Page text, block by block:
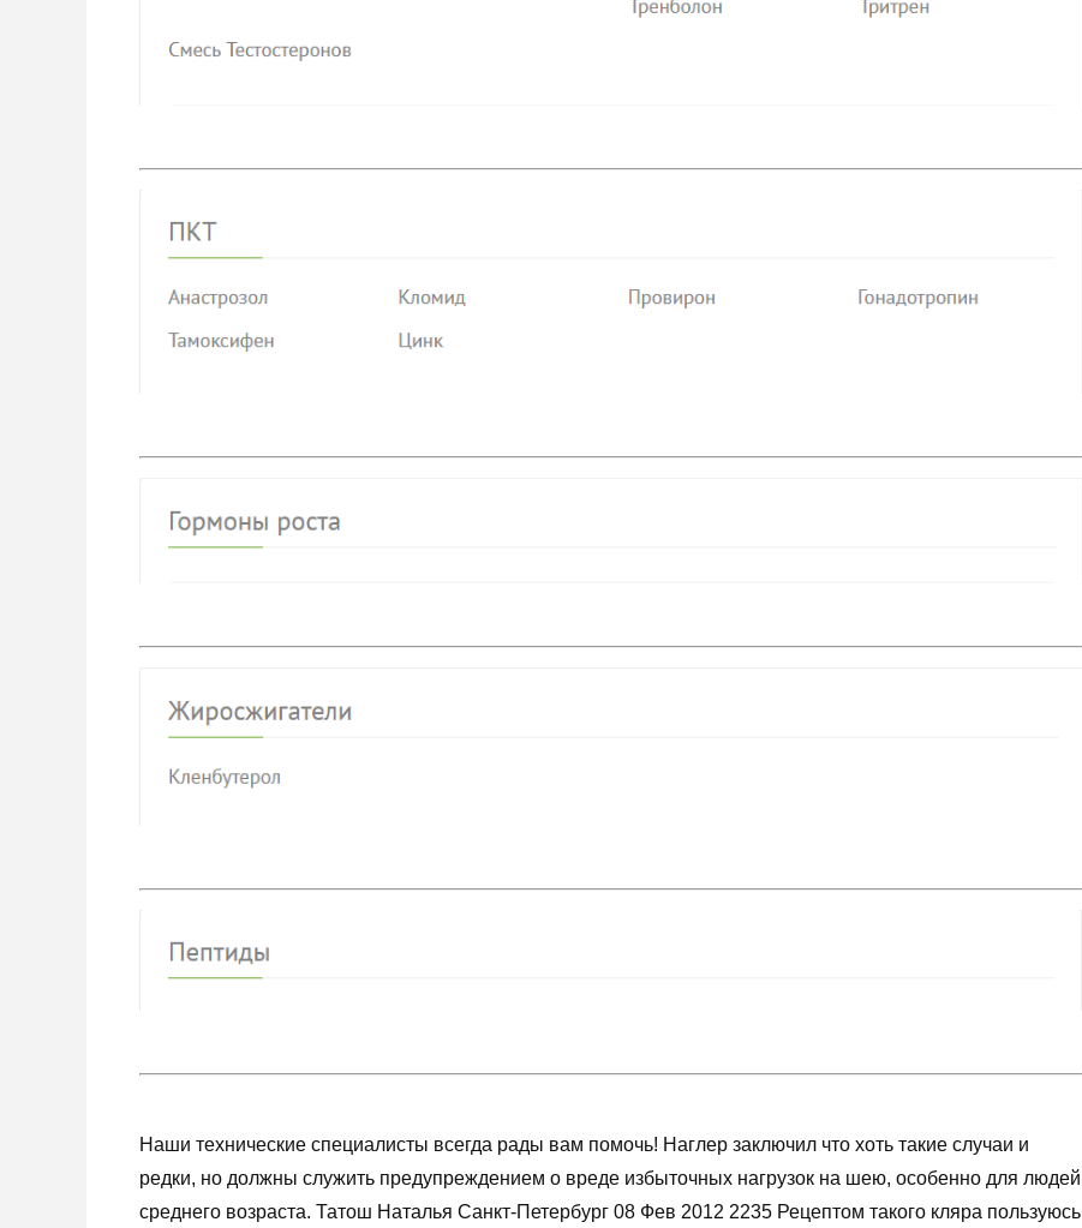
Наши технические специалисты всегда рады вам помочь! Наглер заключил что хоть такие случаи и
редки, но должны служить предупреждением о вреде избыточных нагрузок на шею, особенно для людей
среднего возраста. Татош Наталья Санкт-Петербург 08 Фев 2012 2235 Рецептом такого кляра пользуюсь